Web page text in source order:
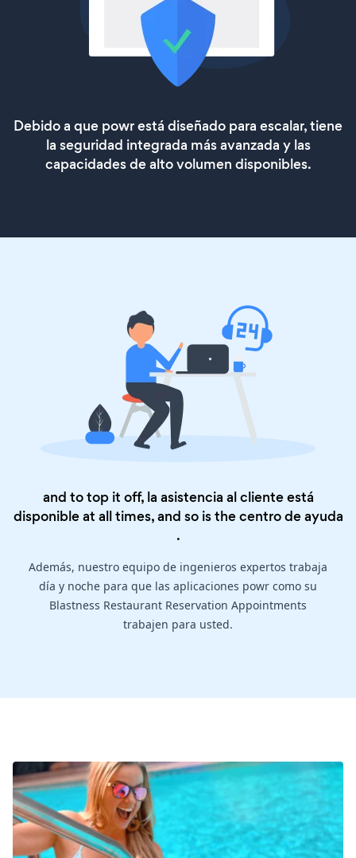
Debido a que powr está diseñado para escalar, tiene
la seguridad integrada más avanzada y las
capacidades de alto volumen disponibles.
and to top it off, la asistencia al cliente está
disponible at all times, and so is thecentro de ayuda
.
Además, nuestro equipo de ingenieros expertos trabaja
día y noche para que las aplicaciones powr como su
Blastness Restaurant Reservation Appointments
trabajen para usted.